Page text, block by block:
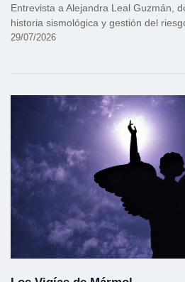
Entrevista a Alejandra Leal Guzmán,
historia sismológica y gestión del
29/07/2026